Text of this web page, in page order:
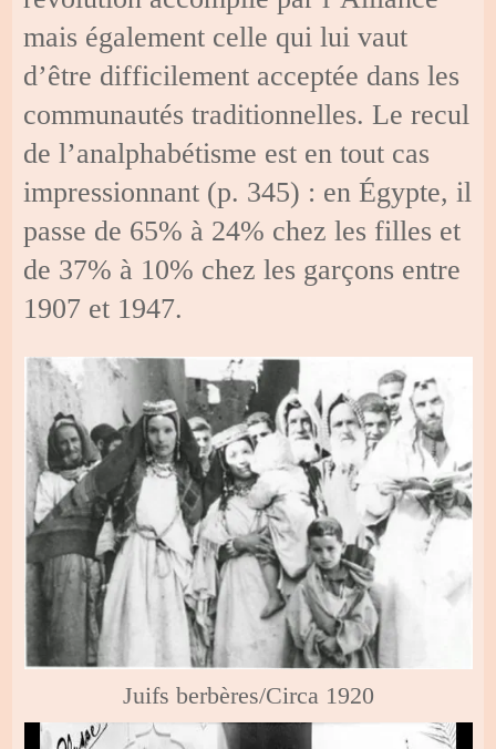
mais également celle qui lui vaut
d’être difficilement acceptée dans les
communautés traditionnelles. Le recul
de l’analphabétisme est en tout cas
impressionnant (p. 345) : en Égypte, il
passe de 65% à 24% chez les filles et
de 37% à 10% chez les garçons entre
1907 et 1947.
Juifs berbères/Circa 1920